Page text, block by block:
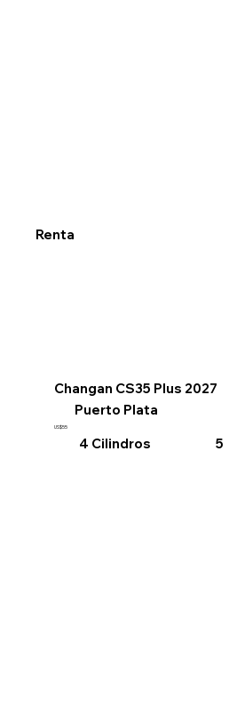
Renta
Changan CS35 Plus 2027
Puerto Plata
US$55
4 Cilindros 5